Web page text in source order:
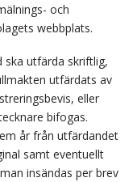
och
webbplats.
utfärda skriftlig,
utfärdats av
eller
bifogas.
år från utfärdandet
samt eventuellt
insändas per brev